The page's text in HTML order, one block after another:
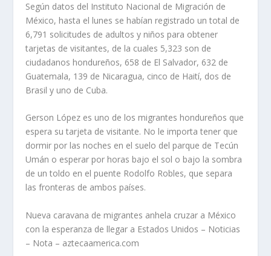
Según datos del Instituto Nacional de Migración de
México, hasta el lunes se habían registrado un total de
6,791 solicitudes de adultos y niños para obtener
tarjetas de visitantes, de la cuales 5,323 son de
ciudadanos hondureños, 658 de El Salvador, 632 de
Guatemala, 139 de Nicaragua, cinco de Haití, dos de
Brasil y uno de Cuba.
Gerson López es uno de los migrantes hondureños que
espera su tarjeta de visitante. No le importa tener que
dormir por las noches en el suelo del parque de Tecún
Umán o esperar por horas bajo el sol o bajo la sombra
de un toldo en el puente Rodolfo Robles, que separa
las fronteras de ambos países.
Nueva caravana de migrantes anhela cruzar a México
con la esperanza de llegar a Estados Unidos – Noticias
– Nota – aztecaamerica.com